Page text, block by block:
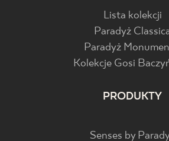
Lista kolekcji
Paradyż
Paradyż
Kolekcje Gosi
PRODUKTY
Senses by